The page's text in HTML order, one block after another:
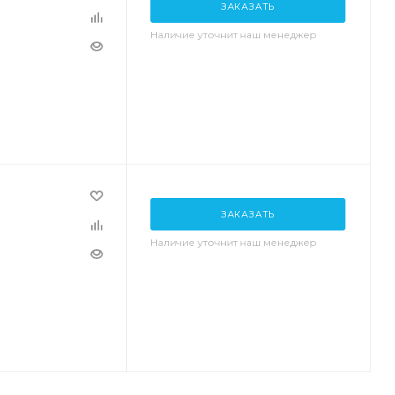
ЗАКАЗАТЬ
Наличие уточнит наш менеджер
ЗАКАЗАТЬ
Наличие уточнит наш менеджер